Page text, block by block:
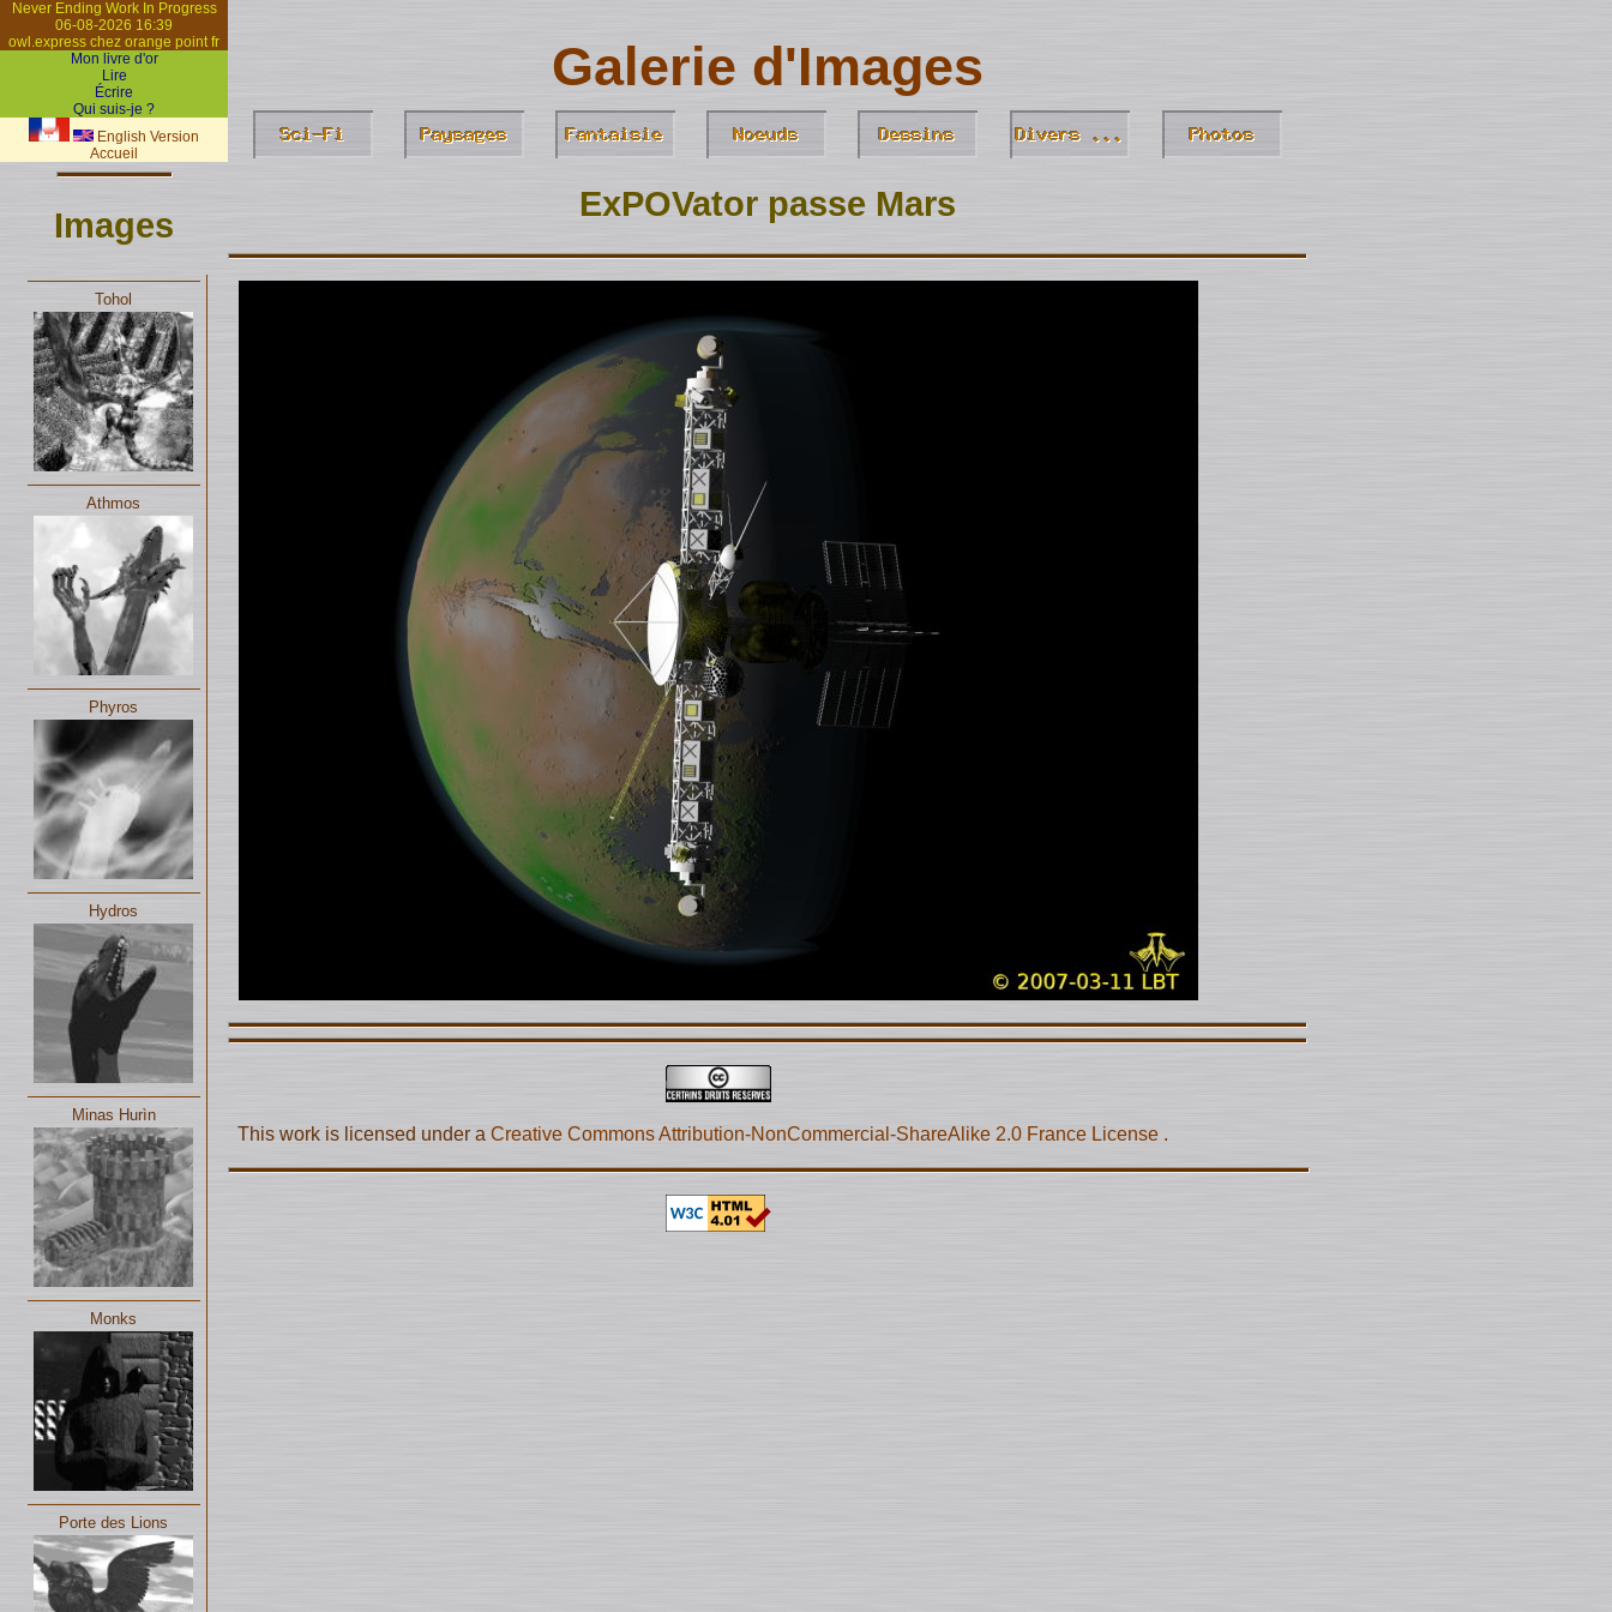
Never Ending Work In Progress
06-08-2026 16:39
owl.express chez orange point fr
Mon livre d'or
Lire
Écrire
Qui suis-je ?
English Version
Accueil
Images
Tohol
Athmos
Phyros
Hydros
Minas Hurìn
Monks
Porte des Lions
ExPOVator passe Mars
This work is licensed under a Creative Commons Attribution-NonCommercial-ShareAlike 2.0 France License .
Galerie d'Images